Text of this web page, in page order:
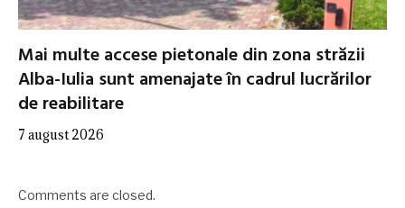
Mai multe accese pietonale din zona străzii
Alba-Iulia sunt amenajate în cadrul lucrărilor
de reabilitare
7 august 2026
Comments are closed.